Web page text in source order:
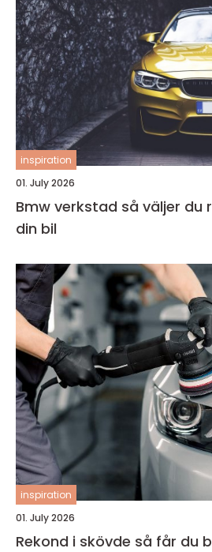
inspiration
01. July 2026
Bmw verkstad så väljer du rätt partner för
din bil
inspiration
01. July 2026
Rekond i skövde så får du bilen att kännas